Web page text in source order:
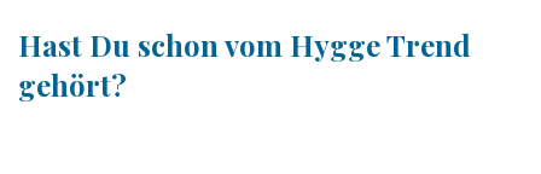
Hast Du schon vom Hygge Trend
gehört?